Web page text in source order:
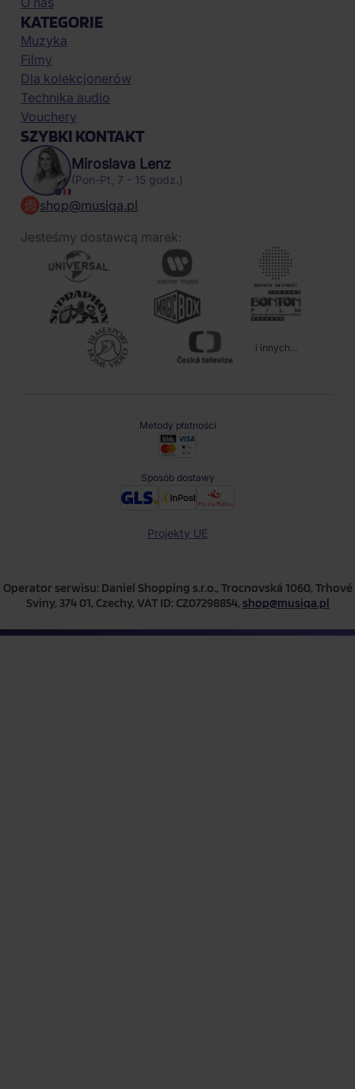
KATEGORIE
Muzyka
Filmy
Dla kolekcjonerów
Technika audio
Vouchery
SZYBKI KONTAKT
Miroslava Lenz
(Pon-Pt, 7 - 15 godz.)
shop@musiqa.pl
Jesteśmy dostawcą marek:
i innych...
Metody płatności
Sposób dostawy
Projekty UE
Operator serwisu: Daniel Shopping s.r.o., Trocnovská 1060, Trhové
Sviny, 374 01, Czechy, VAT ID: CZ07298854, shop@musiqa.pl